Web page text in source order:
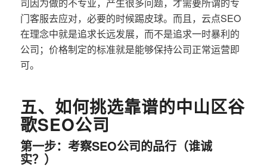
门客服去应对，必要的时候踢皮球。而且，云点SEO
在理念中就是追求长远发展，而不是追求一时暴利的
公司；价格制定的标准就是能够保持公司正常运营即
可。
五、如何挑选靠谱的中山区谷
歌SEO公司
第一步：考察SEO公司的品行（谁诚
实？）